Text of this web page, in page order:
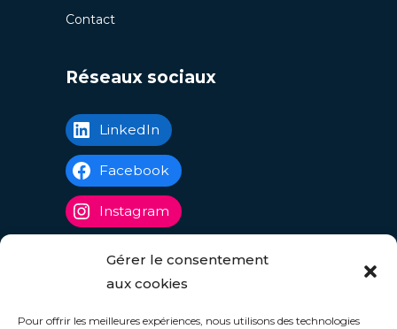
Gérer le consentement
aux cookies
Pour offrir les meilleures expériences, nous utilisons des technologies
Contact
Réseaux sociaux
LinkedIn
Facebook
Instagram
Rejoindre notre newsletter